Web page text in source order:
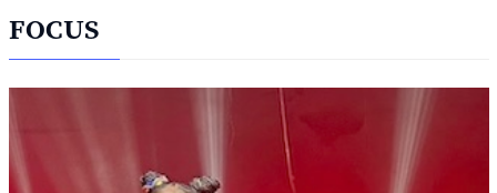
FOCUS